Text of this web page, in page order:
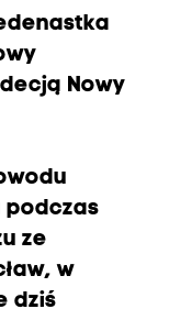
Nowy
podczas
ze
w
dziś